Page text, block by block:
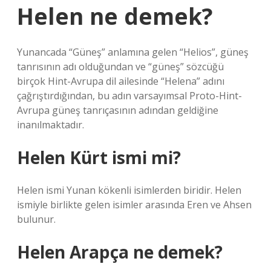
Helen ne demek?
Yunancada “Güneş” anlamına gelen “Helios”, güneş
tanrısının adı olduğundan ve “güneş” sözcüğü
birçok Hint-Avrupa dil ailesinde “Helena” adını
çağrıştırdığından, bu adın varsayımsal Proto-Hint-
Avrupa güneş tanrıçasının adından geldiğine
inanılmaktadır.
Helen Kürt ismi mi?
Helen ismi Yunan kökenli isimlerden biridir. Helen
ismiyle birlikte gelen isimler arasında Eren ve Ahsen
bulunur.
Helen Arapça ne demek?